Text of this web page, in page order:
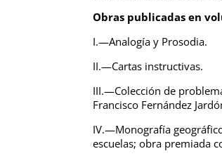
Obras publicadas en
I.—Analogía y Prosodia.
II.—Cartas instructivas.
III.—Colección de
Francisco Fernández
IV.—Monografía
escuelas; obra premiada